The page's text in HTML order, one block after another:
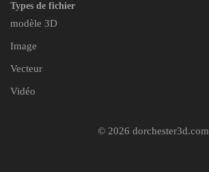
Types de fichier
modèle 3D
Image
Vecteur
Vidéo
© 2026 dorchester3d.com